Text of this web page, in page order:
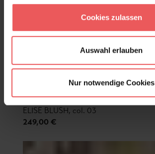
Cookies zulassen
Auswahl erlauben
Nur notwendige Cookies
ELISE BLUSH, col. 03
249,00 €